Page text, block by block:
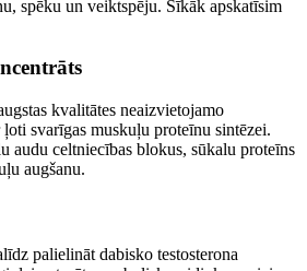
spēku un veiktspēju. Sīkāk apskatīsim
kvalitātes neaizvietojamo
svarīgas muskuļu proteīnu sintēzei.
audu celtniecības blokus, sūkalu proteīns
augšanu.
palielināt dabisko testosterona